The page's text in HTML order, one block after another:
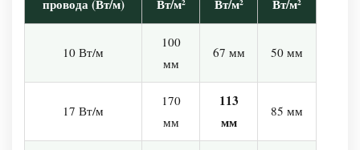
провода (Вт/м)
Вт/м²
Вт/м²
Вт/м²
10 Вт/м
100
мм
67 мм 50 мм
17 Вт/м
170
мм
113
мм
85 мм